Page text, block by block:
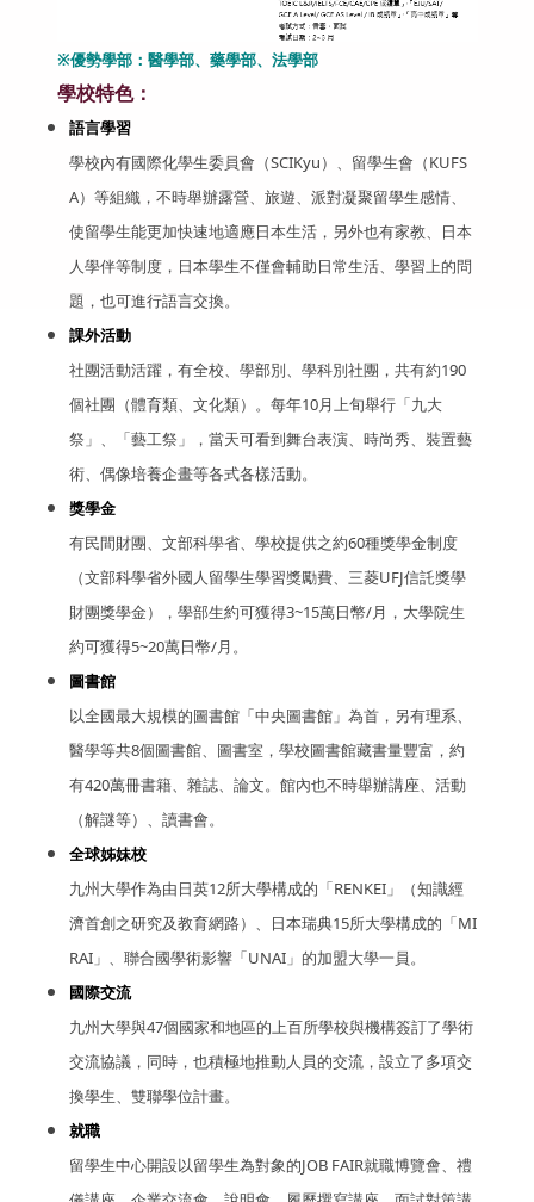
※優勢學部：醫學部、藥學部、法學部
學校特色：
語言學習
學校內有國際化學生委員會（SCIKyu）、留學生會（KUFS
A）等組織，不時舉辦露營、旅遊、派對凝聚留學生感情、
使留學生能更加快速地適應日本生活，另外也有家教、日本
人學伴等制度，日本學生不僅會輔助日常生活、學習上的問
題，也可進行語言交換。
課外活動
社團活動活躍，有全校、學部別、學科別社團，共有約190
個社團（體育類、文化類）。每年10月上旬舉行「九大
祭」、「藝工祭」，當天可看到舞台表演、時尚秀、裝置藝
術、偶像培養企畫等各式各樣活動。
獎學金
有民間財團、文部科學省、學校提供之約60種獎學金制度
（文部科學省外國人留學生學習獎勵費、三菱UFJ信託獎學
財團獎學金），學部生約可獲得3~15萬日幣/月，大學院生
約可獲得5~20萬日幣/月。
圖書館
以全國最大規模的圖書館「中央圖書館」為首，另有理系、
醫學等共8個圖書館、圖書室，學校圖書館藏書量豐富，約
有420萬冊書籍、雜誌、論文。館內也不時舉辦講座、活動
（解謎等）、讀書會。
全球姊妹校
九州大學作為由日英12所大學構成的「RENKEI」（知識經
濟首創之研究及教育網路）、日本瑞典15所大學構成的「MI
RAI」、聯合國學術影響「UNAI」的加盟大學一員。
國際交流
九州大學與47個國家和地區的上百所學校與機構簽訂了學術
交流協議，同時，也積極地推動人員的交流，設立了多項交
換學生、雙聯學位計畫。
就職
留學生中心開設以留學生為對象的JOB FAIR就職博覽會、禮